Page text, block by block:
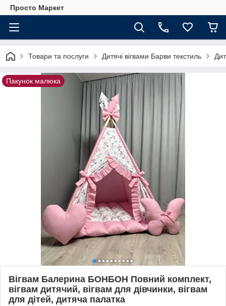
Просто Маркет
Товари та послуги Дитячі вігвами Барви текстиль
Пакунок малюка
Вігвам Балерина БОНБОН Повний комплект,
вігвам дитячий, вігвам для дівчинки, вігвам
для дітей, дитяча палатка